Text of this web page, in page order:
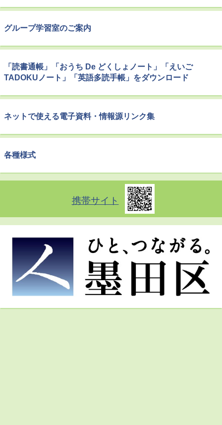
グループ学習室のご案内
「読書通帳」「おうち De どくしょノート」「えいご
TADOKUノート」「英語多読手帳」をダウンロード
ネットで使える電子資料・情報源リンク集
各種様式
携帯サイト